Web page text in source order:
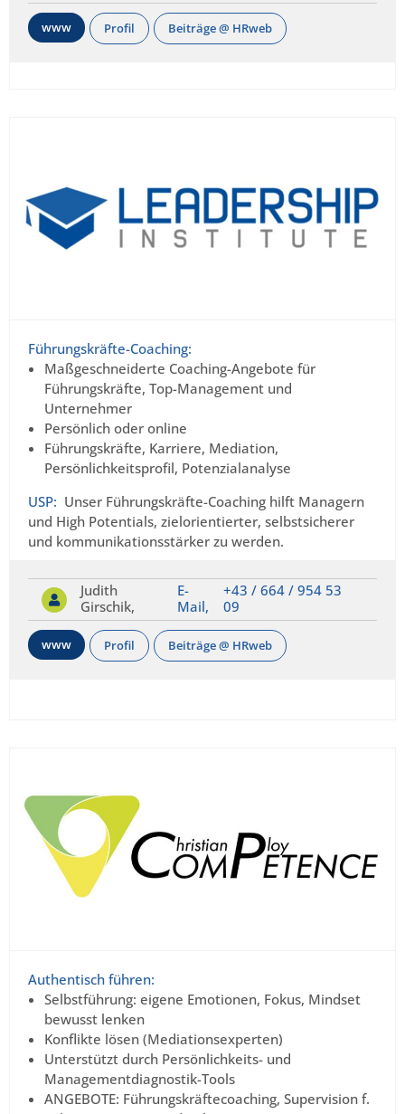
www Profil Beiträge @ HRweb
Führungskräfte-Coaching:
Maßgeschneiderte Coaching-Angebote für
Führungskräfte, Top-Management und
Unternehmer
Persönlich oder online
Führungskräfte, Karriere, Mediation,
Persönlichkeitsprofil, Potenzialanalyse
USP: Unser Führungskräfte-Coaching hilft Managern
und High Potentials, zielorientierter, selbstsicherer
und kommunikationsstärker zu werden.
Judith
Girschik,
E-
Mail,
+43 / 664 / 954 53
09
www Profil Beiträge @ HRweb
Authentisch führen:
Selbstführung: eigene Emotionen, Fokus, Mindset
bewusst lenken
Konflikte lösen (Mediationsexperten)
Unterstützt durch Persönlichkeits- und
Managementdiagnostik-Tools
ANGEBOTE: Führungskräftecoaching, Supervision f.